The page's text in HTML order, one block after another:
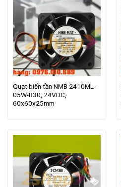
Quạt biến tần NMB 2410ML-
05W-B30, 24VDC,
60x60x25mm